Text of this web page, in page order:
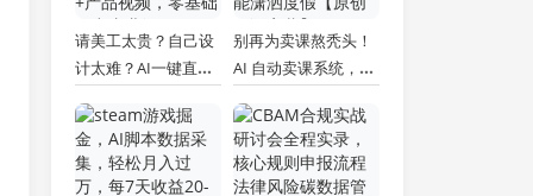
请美工太贵？自己设
计太难？AI一键直出
频，零基础做出专业
级效果 (更新)
别再为卖课熬秃头！
AI 自动卖课系统，月
假【原创双语字幕】